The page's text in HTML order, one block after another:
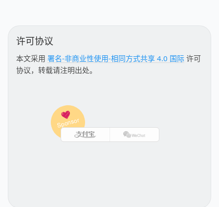
许可协议
本文采用 署名-非商业性使用-相同方式共享 4.0 国际 许可
协议，转载请注明出处。